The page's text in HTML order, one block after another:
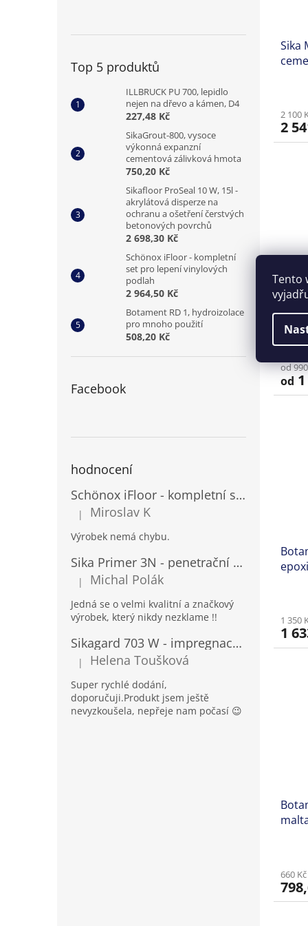
Tento
Top 5 produktů
ILLBRUCK PU 700, lepidlo
nejen na dřevo a kámen, D4
227,48 Kč
SikaGrout-800, vysoce
výkonná expanzní
cementová zálivková hmota
750,20 Kč
Sikafloor ProSeal 10 W, 15l -
akrylátová disperze na
ochranu a ošetření čerstvých
betonových povrchů
2 698,30 Kč
Schönox iFloor - kompletní
set pro lepení vinylových
podlah
2 964,50 Kč
Botament RD 1, hydroizolace
pro mnoho použití
508,20 Kč
Facebook
hodnocení
Schönox iFloor - kompletní set pro lepení vinylových podlah
Hodnocení produktu je 5 z 5 hvězdiček.
| Miroslav K
Výrobek nemá chybu.
Sika Primer 3N - penetrační nátěr pro porézní povrchy a kovy
Hodnocení produktu je 5 z 5 hvězdiček.
| Michal Polák
Jedná se o velmi kvalitní a značkový
výrobek, který nikdy nezklame !!
Sikagard 703 W - impregnace na fasády a kámen
Hodnocení produktu je 5 z 5 hvězdiček.
| Helena Toušková
Super rychlé dodání,
doporučuji.Produkt jsem ještě
nevyzkoušela, nepřeje nam počasí 😉
Sika
2 100
2
od
od
1 350
1
660